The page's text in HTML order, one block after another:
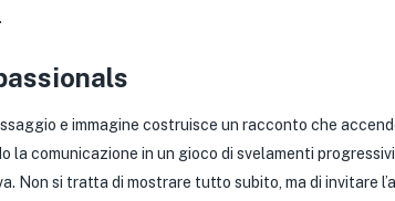
e immagine costruisce un racconto che
la comunicazione in un gioco di svelamenti
Non si tratta di mostrare tutto subito, ma di invitare